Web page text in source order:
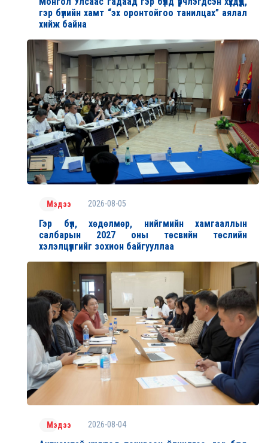
гэр бүлийн хамт “эх оронтойгоо танилцах” аялал
хийж байна
Мэдээ 2026-08-05
Гэр бүл, хөдөлмөр, нийгмийн хамгааллын
салбарын 2027 оны төсвийн төслийн
хэлэлцүүлгийг зохион байгууллаа
Мэдээ 2026-08-04